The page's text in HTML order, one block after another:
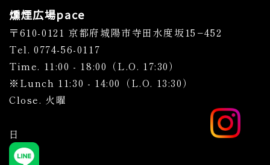
燻煙広場pace
〒610-0121 京都府城陽市寺田水度坂15−452
Tel. 0774-56-0117
Time. 11:00 - 18:00（L.O. 17:30）
※Lunch 11:30 - 14:00（L.O. 13:30）
Close. 火曜
日